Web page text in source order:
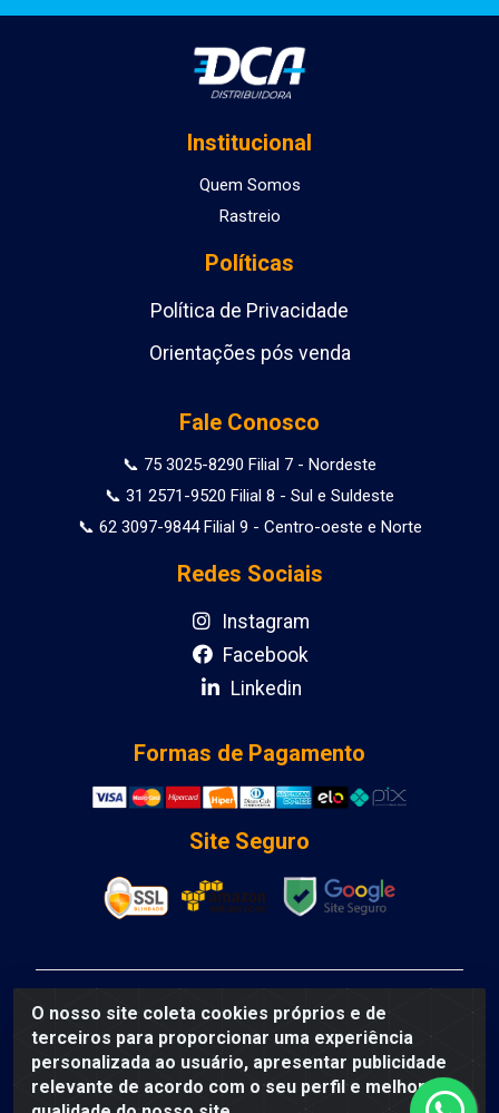
O nosso site coleta cookies próprios e de
terceiros para proporcionar uma experiência
personalizada ao usuário, apresentar publicidade
relevante de acordo com o seu perfil e melhorar a
Institucional
Quem Somos
Rastreio
Políticas
Política de Privacidade
Orientações pós venda
Fale Conosco
📞 75 3025-8290 Filial 7 - Nordeste
📞 31 2571-9520 Filial 8 - Sul e Suldeste
📞 62 3097-9844 Filial 9 - Centro-oeste e Norte
Redes Sociais
Instagram
Facebook
Linkedin
Formas de Pagamento
Site Seguro
DCA DISTRIBUIDORA DE COSMETICOS LTDA - AV
DEPUTADO LUIS EDUARDO MAGALHAES, Humildes,
Feira de Santana/BA - CEP 44135-000 - CNPJ:
31.912.909/0001-40